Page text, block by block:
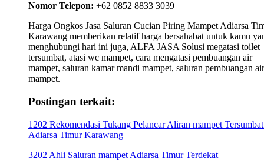
Nomor Telepon: +62 0852 8833 3039
Harga Ongkos Jasa Saluran Cucian Piring Mampet Adiarsa
Karawang memberikan relatif harga bersahabat untuk kamu
menghubungi hari ini juga, ALFA JASA Solusi megatasi toilet
tersumbat, atasi wc mampet, cara mengatasi pembuangan air
mampet, saluran kamar mandi mampet, saluran pembuangan air
mampet.
Postingan terkait:
1202 Rekomendasi Tukang Pelancar Aliran mampet
Adiarsa Timur Karawang
3202 Ahli Saluran mampet Adiarsa Timur Terdekat